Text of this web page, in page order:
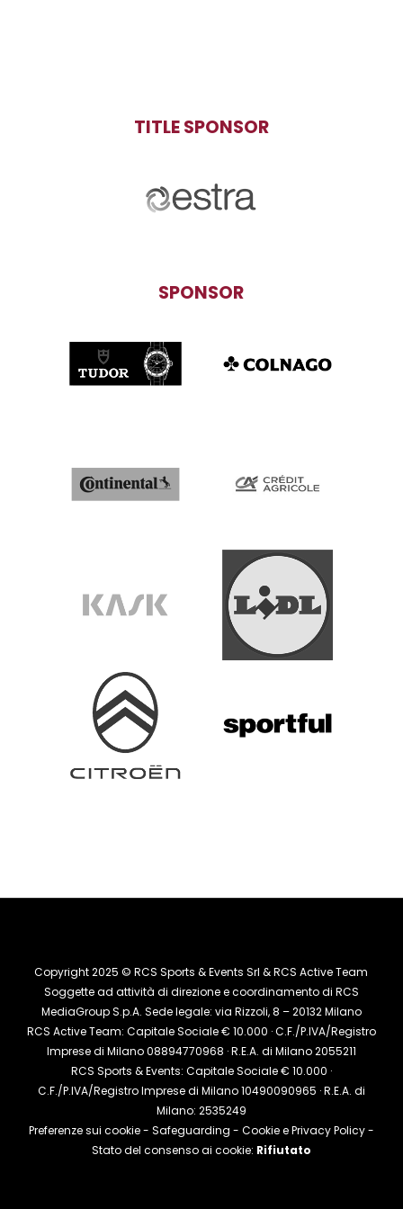
TITLE SPONSOR
SPONSOR
Copyright 2025 © RCS Sports & Events Srl & RCS Active Team
Soggette ad attività di direzione e coordinamento di RCS
MediaGroup S.p.A. Sede legale: via Rizzoli, 8 – 20132 Milano
RCS Active Team: Capitale Sociale € 10.000 · C.F./P.IVA/Registro
Imprese di Milano 08894770968 · R.E.A. di Milano 2055211
RCS Sports & Events: Capitale Sociale € 10.000 ·
C.F./P.IVA/Registro Imprese di Milano 10490090965 · R.E.A. di
Milano: 2535249
Preferenze sui cookie- Safeguarding - Cookie e Privacy Policy-
Stato del consenso ai cookie: Rifiutato